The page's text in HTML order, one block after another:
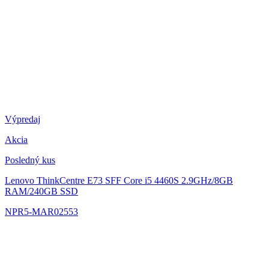
Výpredaj
Akcia
Posledný kus
Lenovo ThinkCentre E73 SFF Core i5 4460S 2.9GHz/8GB
RAM/240GB SSD
NPR5-MAR02553